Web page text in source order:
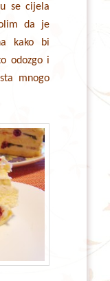
se cijela
da je
kako bi
odozgo i
mnogo